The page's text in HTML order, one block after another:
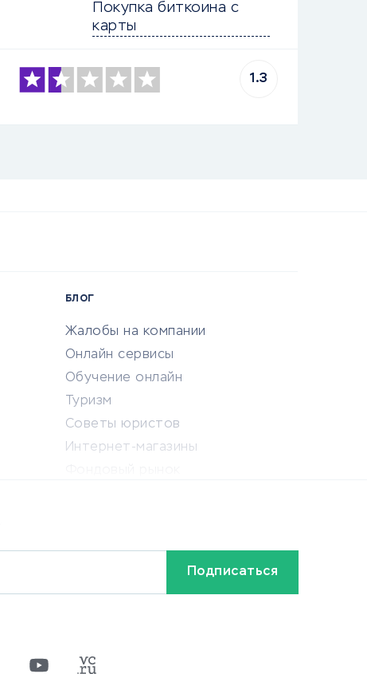
Покупка биткоина с
карты
1.3
БЛОГ
Жалобы на компании
Онлайн сервисы
Обучение онлайн
Туризм
Советы юристов
Интернет-магазины